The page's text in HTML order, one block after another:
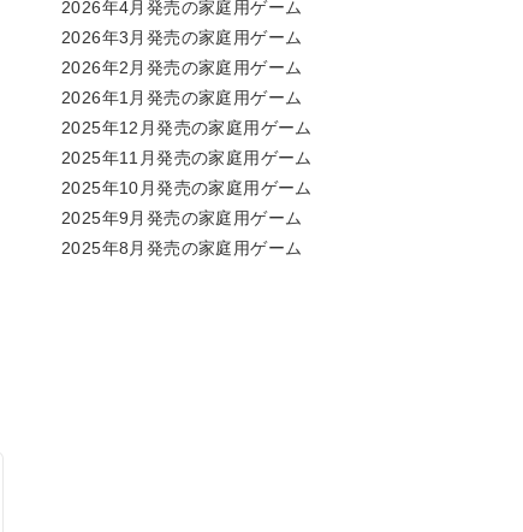
2026年4月発売の家庭用ゲーム
2026年3月発売の家庭用ゲーム
2026年2月発売の家庭用ゲーム
2026年1月発売の家庭用ゲーム
2025年12月発売の家庭用ゲーム
2025年11月発売の家庭用ゲーム
2025年10月発売の家庭用ゲーム
2025年9月発売の家庭用ゲーム
2025年8月発売の家庭用ゲーム